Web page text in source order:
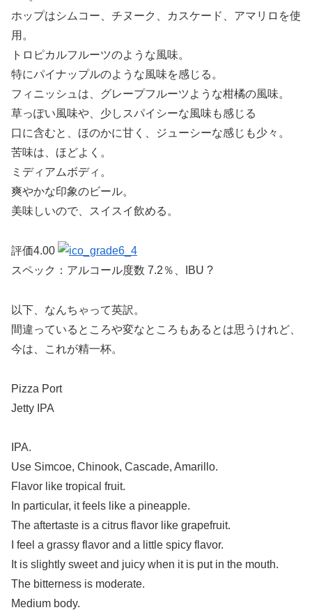
ホップはシムコー、チヌーク、カスケード、アマリロを使
用。
トロピカルフルーツのような風味。
特にパイナップルのような風味を感じる。
フィニッシュは、グレープフルーツような柑橘の風味。
草っぽい風味や、少しスパイシーな風味も感じる
口に含むと、ほのかに甘く、ジューシーな感じも少々。
苦味は、ほどよく。
ミディアムボディ。
爽やかな印象のビール。
美味しいので、スイスイ飲める。
評価4.00
スペック：アルコール度数 7.2％、IBU ?
以下、なんちゃって英訳。
間違っているところや変なところもあるとは思うけれど、
今は、これが精一杯。
Pizza Port
Jetty IPA
IPA.
Use Simcoe, Chinook, Cascade, Amarillo.
Flavor like tropical fruit.
In particular, it feels like a pineapple.
The aftertaste is a citrus flavor like grapefruit.
I feel a grassy flavor and a little spicy flavor.
It is slightly sweet and juicy when it is put in the mouth.
The bitterness is moderate.
Medium body.